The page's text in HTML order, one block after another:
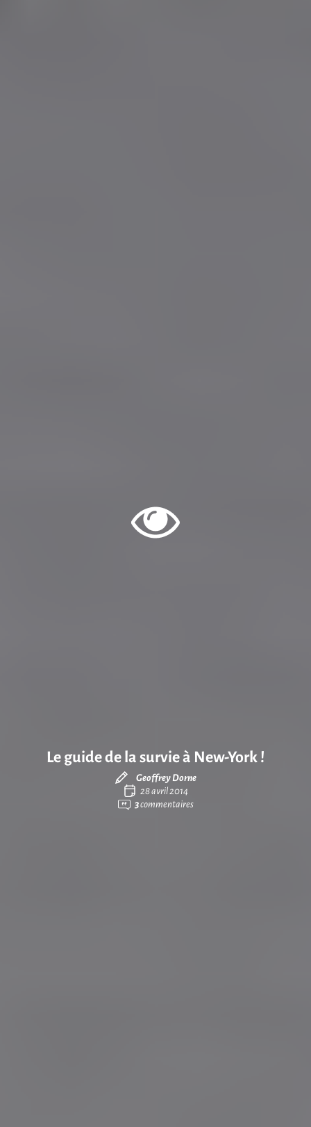
Le guide de la survie à New-York !
Geoffrey Dorne
28 avril 2014
3commentaires